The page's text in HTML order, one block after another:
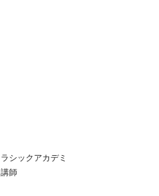
シックアカデミ
師